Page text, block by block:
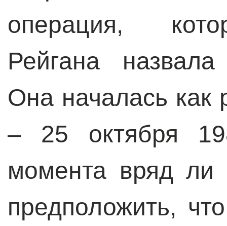
операция,
Рейгана
Она началась как
– 25 октября
момента вряд
предположить,